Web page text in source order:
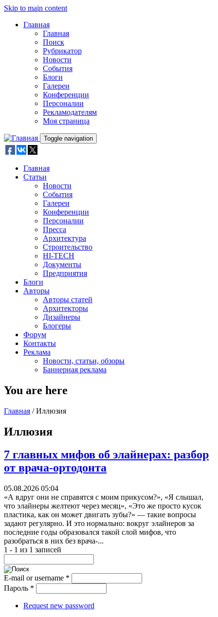
Skip to main content
Главная
Главная
Поиск
Рубрикатор
Новости
События
Блоги
Галереи
Конференции
Персоналии
Рекламодателям
Моя страница
Toggle navigation
Главная
Статьи
Новости
События
Галереи
Конференции
Персоналии
Пресса
Архитектура
Строительство
HI-TECH
Документы
Предприятия
Блоги
Авторы
Авторы статей
Архитекторы
Дизайнеры
Блогеры
Форум
Контакты
Реклама
Новости, статьи, обзоры
Баннерная реклама
You are here
Главная / Иллюзия
Иллюзия
7 главных мифов об элайнерах: разбор
от врача-ортодонта
05.08.2026 05:04
«А вдруг они не справятся с моим прикусом?», «Я слышал,
что элайнеры желтеют через месяц», «Это же просто кусок
пластика, как он может двигать зубы?» — такие вопросы
задают регулярно. И это нормально: вокруг элайнеров за
последние годы образовался такой слой мифов, что
разобраться в них без врача-...
1 - 1 из 1 записей
E-mail or username *
Пароль *
Request new password